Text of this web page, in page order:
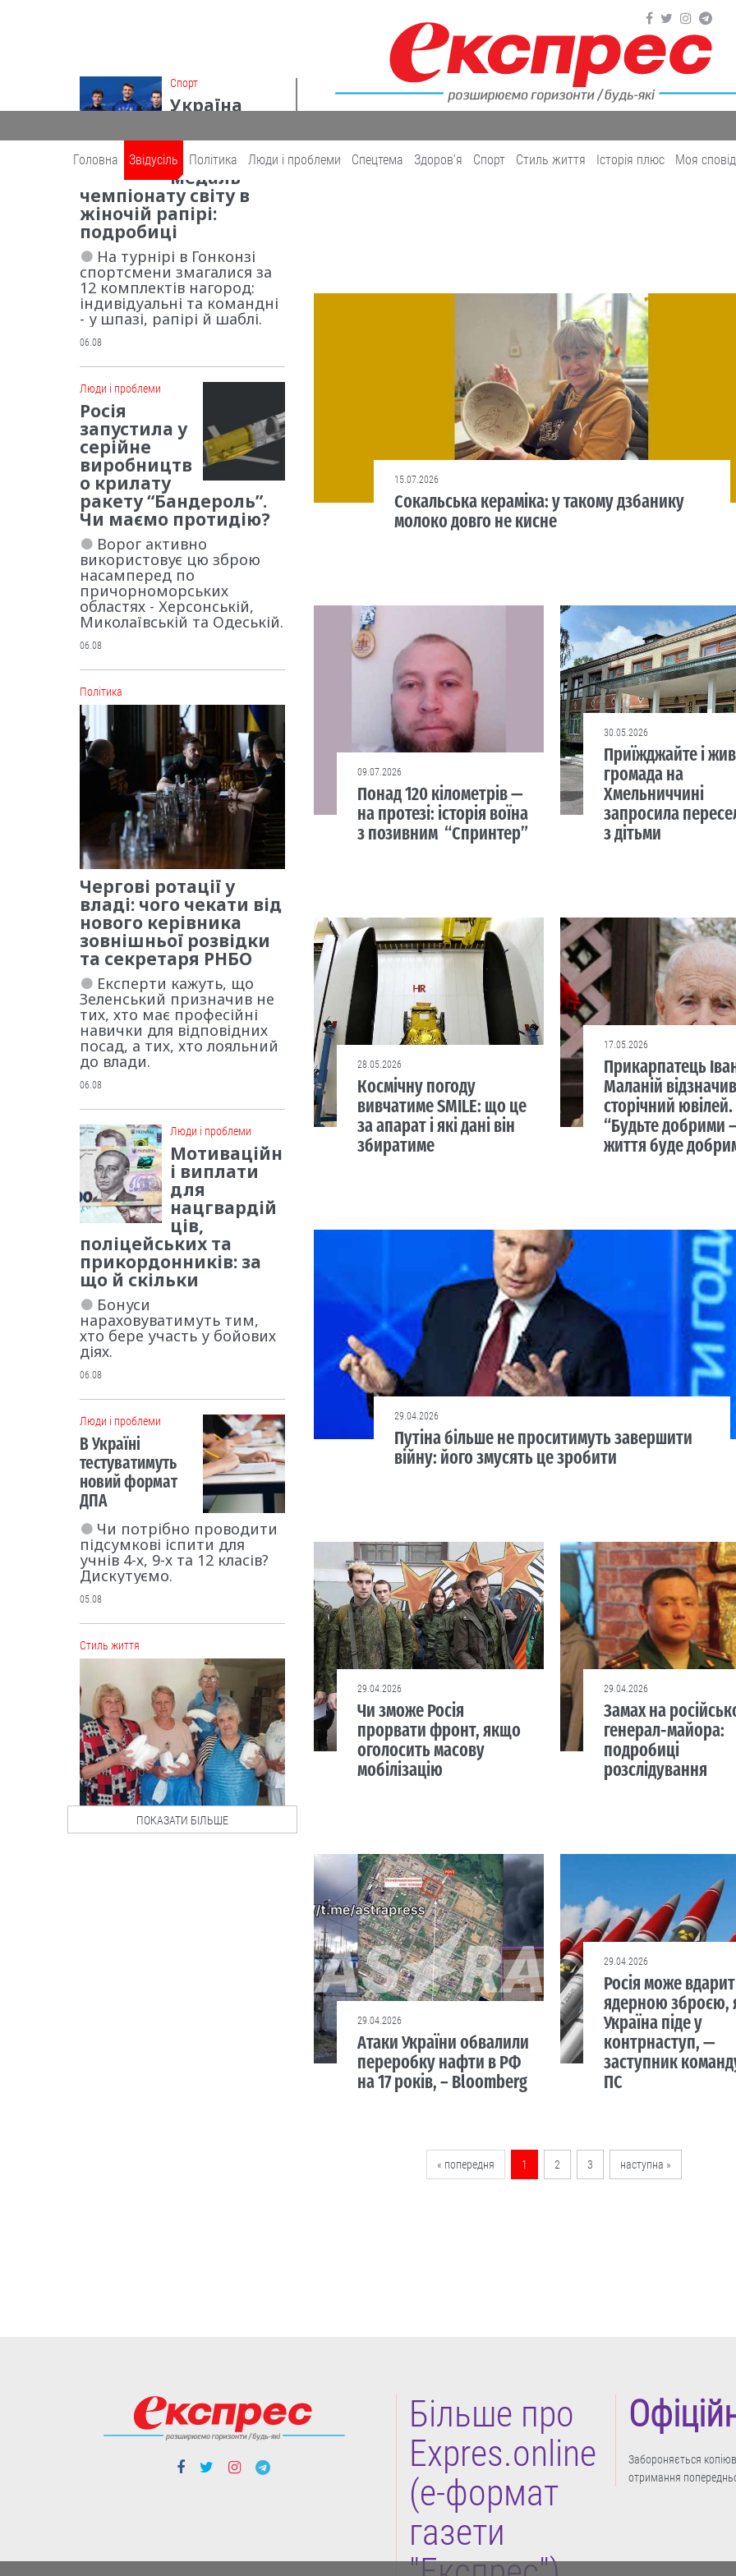
Головна Звідусіль Політика Люди і проблеми Спецтема Здоров'я Cпорт Cтиль життя Історія плюс Моя
ЗВІДУСІЛЬ
15.07.2026
Сокальська кераміка: у такому дзбанику
молоко довго не кисне
09.07.2026
Понад 120 кілометрів —
на протезі: історія воїна
з позивним “Спринтер”
30.05.2026
Приїжджайте і
громада на
Хмельниччині
запросила
з дітьми
28.05.2026
Космічну погоду
вивчатиме SMILE: що це
за апарат і які дані він
збиратиме
17.05.2026
Прикарпатець
Маланій відзначив
сторічний ювілей.
“Будьте добрими
життя буде
29.04.2026
Путіна більше не проситимуть завершити
війну: його змусять це зробити
29.04.2026
Чи зможе Росія
прорвати фронт, якщо
оголосить масову
мобілізацію
29.04.2026
Замах на
генерал-майора:
подробиці
розслідування
29.04.2026
Атаки України обвалили
переробку нафти в РФ
на 17 років, – Bloomberg
29.04.2026
Росія може
ядерною зброєю,
Україна піде у
контрнаступ, —
заступник
ПС
« попередня 1 2 3 наступна »
Cпорт
Україна
першу в
історії
медаль
чемпіонату світу в
жіночій рапірі:
подробиці
На турнірі в Гонконзі
спортсмени змагалися за
12 комплектів нагород:
індивідуальні та командні
- у шпазі, рапірі й шаблі.
06.08
Люди і проблеми
Росія
запустила у
серійне
виробництв
о крилату
ракету “Бандероль”.
Чи маємо протидію?
Ворог активно
використовує цю зброю
насамперед по
причорноморських
областях - Херсонській,
Миколаївській та Одеській.
06.08
Політика
Чергові ротації у
владі: чого чекати від
нового керівника
зовнішньої розвідки
та секретаря РНБО
Експерти кажуть, що
Зеленський призначив не
тих, хто має професійні
навички для відповідних
посад, а тих, хто лояльний
до влади.
06.08
Люди і проблеми
Мотиваційн
і виплати
для
нацгвардій
ців,
поліцейських та
прикордонників: за
що й скільки
Бонуси
нараховуватимуть тим,
хто бере участь у бойових
діях.
06.08
Люди і проблеми
В Україні
тестуватимуть
новий формат
ДПА
Чи потрібно проводити
підсумкові іспити для
учнів 4-х, 9-х та 12 класів?
Дискутуємо.
05.08
Cтиль життя
“Це не розкіш, а
Довелося оббивати
пороги суду.
ПОКАЗАТИ БІЛЬШЕ
Більше про
Expres.online
(e-формат
газети
Забороняється
отримання